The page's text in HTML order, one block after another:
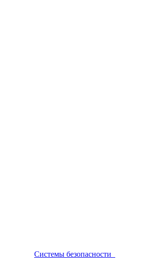
Системы безопасности